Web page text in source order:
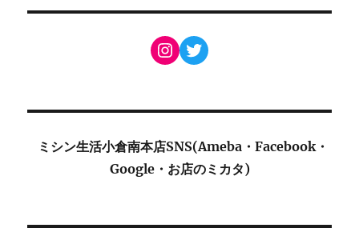
Instagram
Twitter
ミシン生活小倉南本店SNS(Ameba・Facebook・
Google・お店のミカタ)